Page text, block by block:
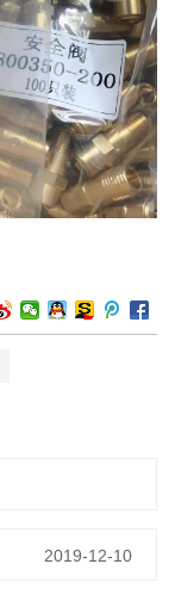
2019-12-10